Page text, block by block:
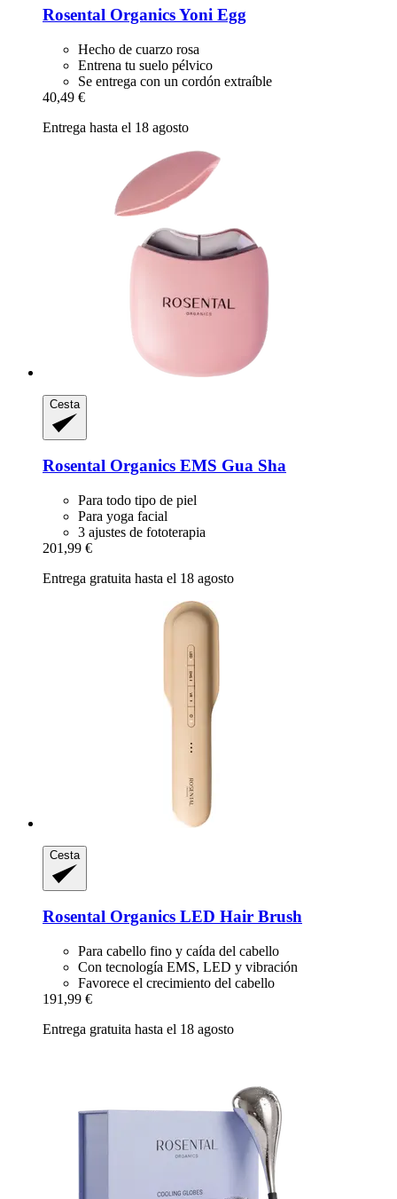
Rosental OrganicsYoni Egg
Hecho de cuarzo rosa
Entrena tu suelo pélvico
Se entrega con un cordón extraíble
40,49 €
Entrega hasta el 18 agosto
Cesta
Rosental Organics EMS Gua Sha
Para todo tipo de piel
Para yoga facial
3 ajustes de fototerapia
201,99 €
Entrega gratuita hasta el 18 agosto
Cesta
Rosental Organics LED Hair Brush
Para cabello fino y caída del cabello
Con tecnología EMS, LED y vibración
Favorece el crecimiento del cabello
191,99 €
Entrega gratuita hasta el 18 agosto